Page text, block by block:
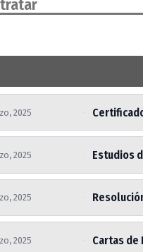
2025
2025 Estudios
2025
2025 Cartas de